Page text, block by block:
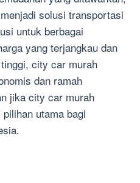
solusi transportasi
untuk berbagai
yang terjangkau dan
city car murah
dan ramah
jika city car murah
utama bagi